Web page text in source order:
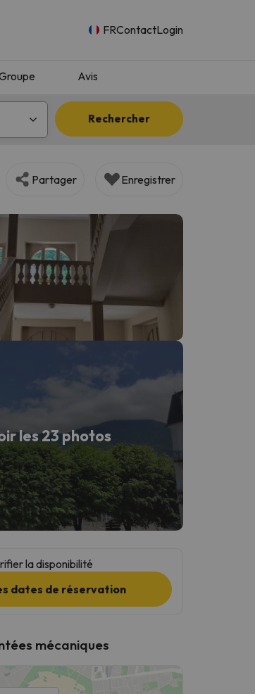
FRContactLogin
Avis
Rechercher
Partager Enregistrer
les 23 photos
la disponibilité
dates de réservation
mécaniques